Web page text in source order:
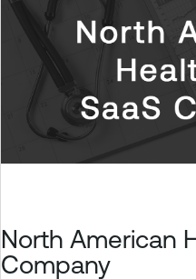
North American
Company